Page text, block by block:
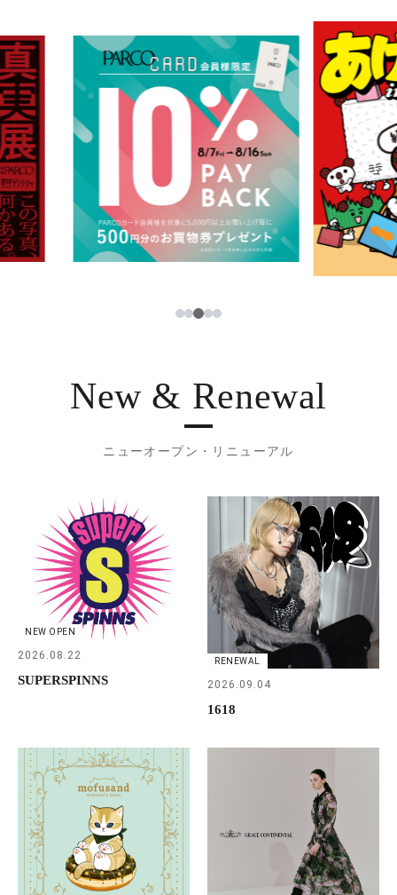
ニュース
レストラン・カフェ
TAX FREE
PARCOメンバーズ
한국어
ภาษาไทย
日本語
1234
New & Renewal
ニューオープン・リニューアル
NEW OPEN
2026.08.22
SUPERSPINNS
RENEWAL
2026.09.04
1618